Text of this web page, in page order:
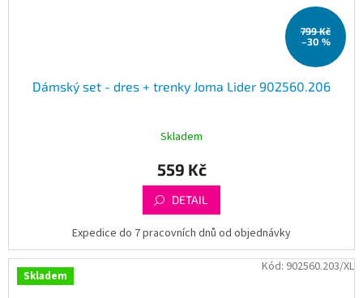
799 Kč
–30 %
Dámský set - dres + trenky Joma Lider 902560.206
Skladem
559 Kč
DETAIL
Expedice do 7 pracovních dnů od objednávky
Skladem
Kód: 902560.203/XL